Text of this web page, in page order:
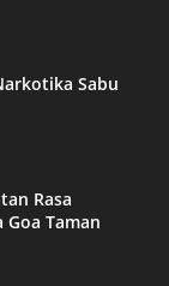
Sabu
Rasa
Taman